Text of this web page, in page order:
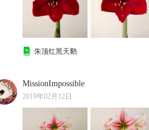
朱顶红黑天鹅
MissionImpossible
2019年02月12日